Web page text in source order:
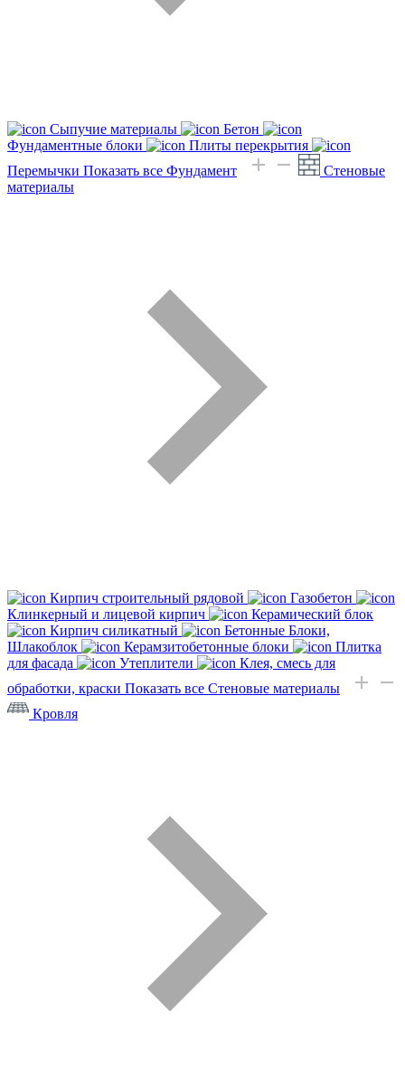
Сыпучие материалы
Бетон
Фундаментные блоки
Плиты перекрытия
Перемычки Показать все Фундамент
Стеновые
материалы
Кирпич строительный рядовой
Газобетон
Клинкерный и лицевой кирпич
Керамический блок
Кирпич силикатный
Бетонные Блоки,
Шлакоблок
Керамзитобетонные блоки
Плитка
для фасада
Утеплители
Клея, смесь для
обработки, краски Показать все Стеновые материалы
Кровля